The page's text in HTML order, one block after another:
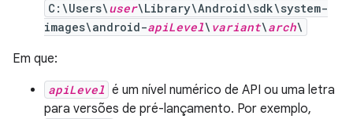
C:\Users\user\Library\Android\sdk\system-
images\android-apiLevel\ variant\arch\
Em que:
apiLevel é um nível numérico de API ou uma letra
para versões de pré-lançamento. Por exemplo,